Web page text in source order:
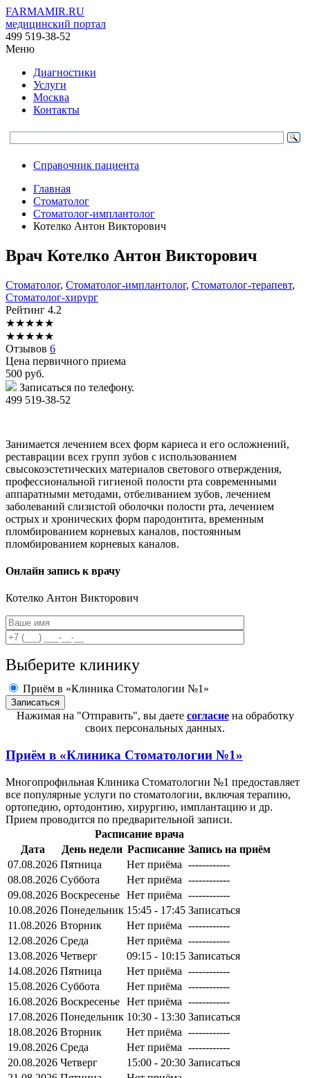
FARMAMIR.RU
медицинский портал
499 519-38-52
Меню
Диагностики
Услуги
Москва
Контакты
Справочник пациента
Главная
Стоматолог
Стоматолог-имплантолог
Котелко Антон Викторович
Врач Котелко Антон Викторович
Стоматолог, Стоматолог-имплантолог, Стоматолог-терапевт,
Стоматолог-хирург
Рейтинг 4.2
★★★★★
★★★★★
Отзывов 6
Цена первичного приема
500 руб.
Записаться по телефону.
499 519-38-52
Занимается лечением всех форм кариеса и его осложнений,
реставрации всех групп зубов с использованием
свысокоэстетических материалов светового отверждения,
профессиональной гигиеной полости рта современными
аппаратными методами, отбеливанием зубов, лечением
заболеваний слизистой оболочки полости рта, лечением
острых и хронических форм пародонтита, временным
пломбированием корневых каналов, постоянным
пломбированием корневых каналов.
Онлайн запись к врачу
Котелко Антон Викторович
Выберите клинику
Приём в «Клиника Стоматологии №1»
Нажимая на "Отправить", вы даете согласиена обработку
своих персональных данных.
Приём в «Клиника Стоматологии №1»
Многопрофильная Клиника Стоматологии №1 предоставляет
все популярные услуги по стоматологии, включая терапию,
ортопедию, ортодонтию, хирургию, имплантацию и др.
Прием проводится по предварительной записи.
Расписание врача
Дата
День недели Расписание Запись на приём
07.08.2026 Пятница Нет приёма ------------
08.08.2026 Суббота Нет приёма ------------
09.08.2026 Воскресенье Нет приёма ------------
10.08.2026 Понедельник 15:45 - 17:45 Записаться
11.08.2026 Вторник Нет приёма ------------
12.08.2026 Среда Нет приёма ------------
13.08.2026 Четверг 09:15 - 10:15 Записаться
14.08.2026 Пятница Нет приёма ------------
15.08.2026 Суббота Нет приёма ------------
16.08.2026 Воскресенье Нет приёма ------------
17.08.2026 Понедельник 10:30 - 13:30 Записаться
18.08.2026 Вторник Нет приёма ------------
19.08.2026 Среда Нет приёма ------------
20.08.2026 Четверг 15:00 - 20:30 Записаться